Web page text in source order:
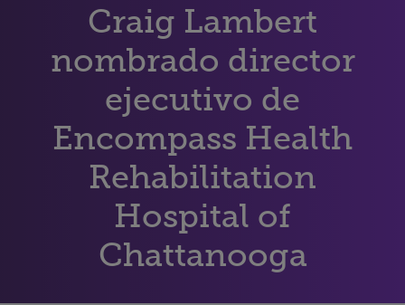
l
e
c
c
i
o
a
o
Por qué debe elegirnos
Servicios de rehabilitación
Pacientes y cuidadores
Recursos de salud
Acerca de nosotros
Craig Lambert
nombrado director
ejecutivo de
Encompass Health
Rehabilitation
Hospital of
Chattanooga